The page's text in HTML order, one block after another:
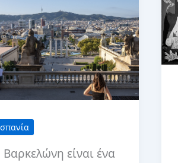
Βαρκελώνη είναι ένα